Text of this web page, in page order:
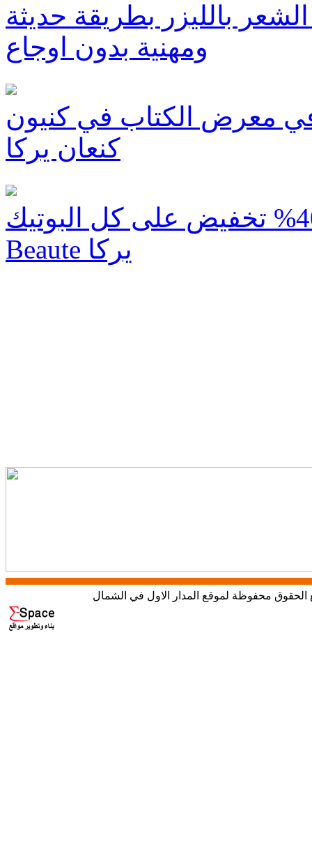
بالليزر بطريقة حديثة
ومهنية بدون اوجاع
12 عمو ريدان في معرض الكتاب في كنيون
كنعان يركا
اليوم نعم اليوم الاربعاء - 40% تخفيض على كل البوتيك La
Beaute يركا